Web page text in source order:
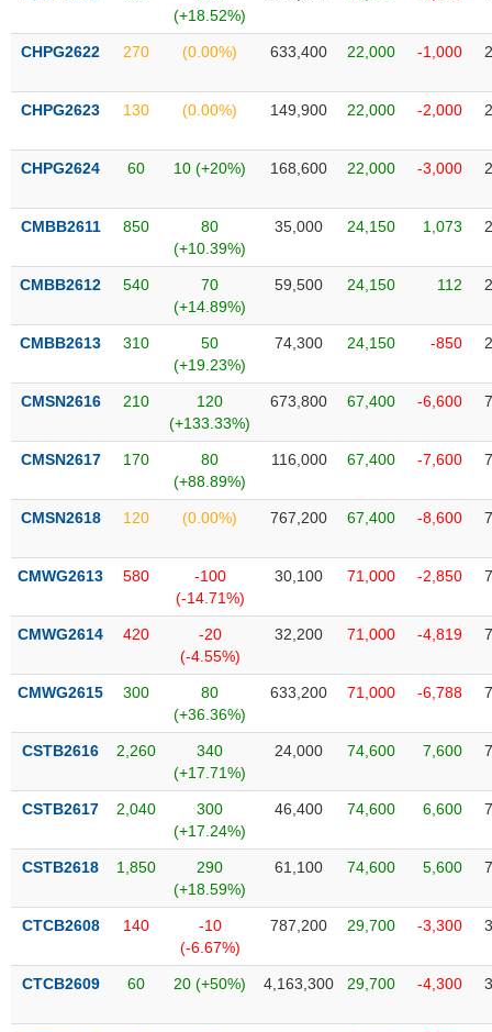
(+18.52%)
CHPG2622 270 (0.00%) 633,400 22,000 -1,000
CHPG2623 130 (0.00%) 149,900 22,000 -2,000
CHPG2624 60 10 (+20%) 168,600 22,000 -3,000
CMBB2611 850
80
(+10.39%)
35,000 24,150 1,073
CMBB2612 540
70
(+14.89%)
59,500 24,150 112
CMBB2613 310
50
(+19.23%)
74,300 24,150 -850
CMSN2616 210
120
(+133.33%)
673,800 67,400 -6,600
CMSN2617 170
80
(+88.89%)
116,000 67,400 -7,600
CMSN2618 120 (0.00%) 767,200 67,400 -8,600
CMWG2613 580
-100
(-14.71%)
30,100 71,000 -2,850
CMWG2614 420
-20
(-4.55%)
32,200 71,000 -4,819
CMWG2615 300
80
(+36.36%)
633,200 71,000 -6,788
CSTB2616 2,260
340
(+17.71%)
24,000 74,600 7,600
CSTB2617 2,040
300
(+17.24%)
46,400 74,600 6,600
CSTB2618 1,850
290
(+18.59%)
61,100 74,600 5,600
CTCB2608 140
-10
(-6.67%)
787,200 29,700 -3,300
CTCB2609 60 20 (+50%) 4,163,300 29,700 -4,300
TIỆN
ÍCH
BẤT
SẢN
chứng
(-)
Cổ phiếu Chỉ số
đạo
(-)
Tất cả Người nội bộ Người liên quan Cổ đông lớn
Tin
Bài
viết
tác
giả
cáo
phân
(-)